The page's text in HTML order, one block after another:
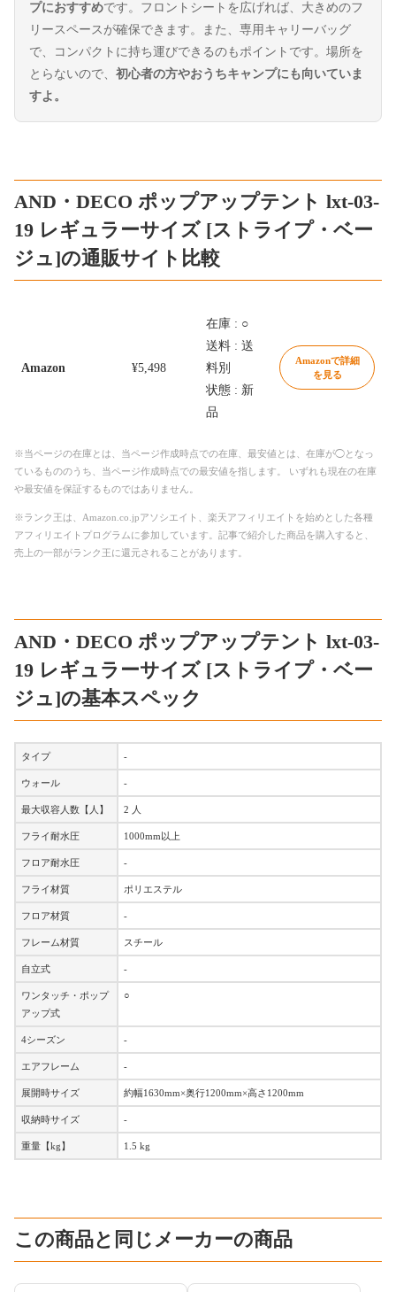
プにおすすめです。フロントシートを広げれば、大きめのフ
リースペースが確保できます。また、専用キャリーバッグ
で、コンパクトに持ち運びできるのもポイントです。場所を
とらないので、 初心者の方やおうちキャンプにも向いていま
すよ。
AND・DECO ポップアップテント lxt-03-
19 レギュラーサイズ [ストライプ・ベー
ジュ]の通販サイト比較
Amazon ¥5,498
在庫 : ○
送料 : 送
料別
状態 : 新
品
Amazonで詳細
を見る
※当ページの在庫とは、当ページ作成時点での在庫、最安値とは、在庫が◯となっ
ているもののうち、当ページ作成時点での最安値を指します。 いずれも現在の在庫
や最安値を保証するものではありません。
※ランク王は、Amazon.co.jpアソシエイト、楽天アフィリエイトを始めとした各種
アフィリエイトプログラムに参加しています。記事で紹介した商品を購入すると、
売上の一部がランク王に還元されることがあります。
AND・DECO ポップアップテント lxt-03-
19 レギュラーサイズ [ストライプ・ベー
ジュ]の基本スペック
タイプ -
ウォール -
最大収容人数【人】 2 人
フライ耐水圧 1000mm以上
フロア耐水圧 -
フライ材質 ポリエステル
フロア材質 -
フレーム材質 スチール
自立式 -
ワンタッチ・ポップ
アップ式
○
4シーズン -
エアフレーム -
展開時サイズ 約幅1630mm×奥行1200mm×高さ1200mm
収納時サイズ -
重量【kg】 1.5 kg
この商品と同じメーカーの商品